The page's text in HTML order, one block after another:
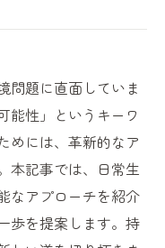
問題に直面していま
能性」というキーワ
めには、革新的なア
本記事では、日常生
なアプローチを紹介
歩を提案します。持